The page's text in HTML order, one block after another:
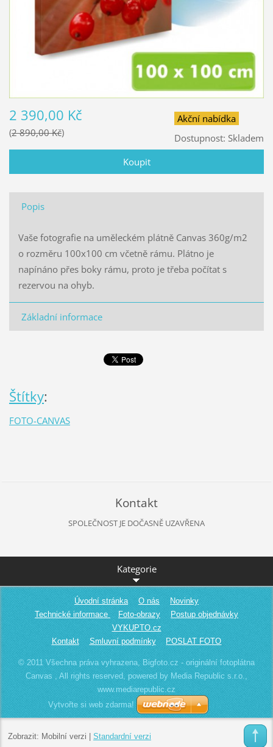
Akční nabídka
Dostupnost: Skladem
2 390,00 Kč
2 890,00 Kč
Popis
Vaše fotografie na uměleckém plátně Canvas 360g/m2
o rozměru 100x100 cm včetně rámu. Plátno je
napínáno přes boky rámu, proto je třeba počítat s
rezervou na ohyb.
Základní informace
Štítky:
FOTO-CANVAS
Kontakt
SPOLEČNOST JE DOČASNĚ UZAVŘENA
Kategorie
Úvodní stránka O nás
Novinky
Technické informace
Foto-obrazy
Postup objednávky
VYKUPTO.cz
Kontakt
Smluvní podmínky POSLAT FOTO
© 2011 Všechna práva vyhrazena, Bigfoto.cz - originální fotoplátna
Canvas , All rights reserved, powered by Media Republic s.r.o.,
www.mediarepublic.cz
Vytvořte si web zdarma!
Zobrazit: Mobilní verzi Standardní verzi